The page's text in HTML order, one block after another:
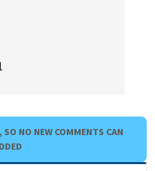
NO NEW COMMENTS CAN